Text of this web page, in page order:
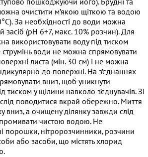
пошкоджуючи його). Брудні та
очистити м’якою щіткою та водою
За необхідності до води можна
засіб (pH 6÷7, макс. 10% розчин). Для
використовувати воду під тиском
струмінь води не можна спрямовувати
листа (мін. 30 см) і не можна
до поверхні. На з’єднаннях
вниз, щоб уникнути
у щілини навколо з’єднувачів. Зі
поводитися вкрай обережно. Миття
вниз, а очищену ділянку завжди слід
чистою водою. Не
порошки, нітророзчинники, розчини
або засоби, що містять хлорид